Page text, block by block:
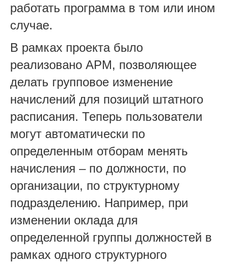
работать программа в том или ином
случае.
В рамках проекта было
реализовано АРМ, позволяющее
делать групповое изменение
начислений для позиций штатного
расписания. Теперь пользователи
могут автоматически по
определенным отборам менять
начисления – по должности, по
организации, по структурному
подразделению. Например, при
изменении оклада для
определенной группы должностей в
рамках одного структурного